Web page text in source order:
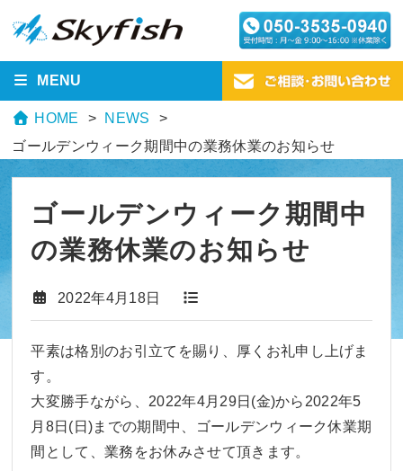
MENU
HOME
NEWS
ゴールデンウィーク期間中の業務休業のお知らせ
ゴールデンウィーク期間中
の業務休業のお知らせ
2022年4月18日
平素は格別のお引立てを賜り、厚くお礼申し上げま
す。
大変勝手ながら、2022年4月29日(金)から2022年5
月8日(日)までの期間中、ゴールデンウィーク休業期
間として、業務をお休みさせて頂きます。